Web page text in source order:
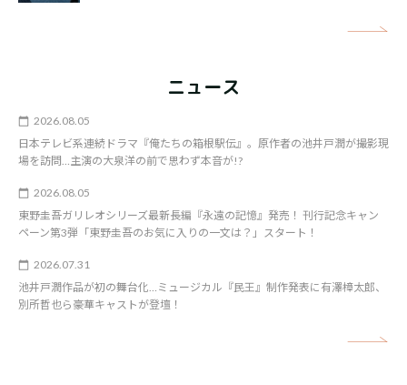
ニュース
2026.08.05
日本テレビ系連続ドラマ『俺たちの箱根駅伝』。原作者の池井戸潤が撮影現
場を訪問…主演の大泉洋の前で思わず本音が!?
2026.08.05
東野圭吾ガリレオシリーズ最新長編『永遠の記憶』発売！ 刊行記念キャン
ペーン第3弾「東野圭吾のお気に入りの一文は？」スタート！
2026.07.31
池井戸潤作品が初の舞台化…ミュージカル『民王』制作発表に有澤樟太郎、
別所哲也ら豪華キャストが登壇！